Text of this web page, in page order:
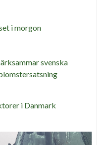
i morgon
svenska
i Danmark